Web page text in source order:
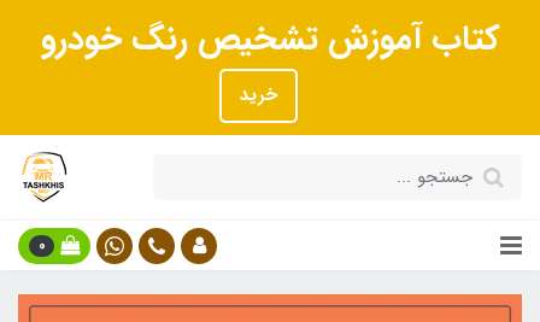
کتاب آموزش تشخیص رنگ خودرو
خرید
0